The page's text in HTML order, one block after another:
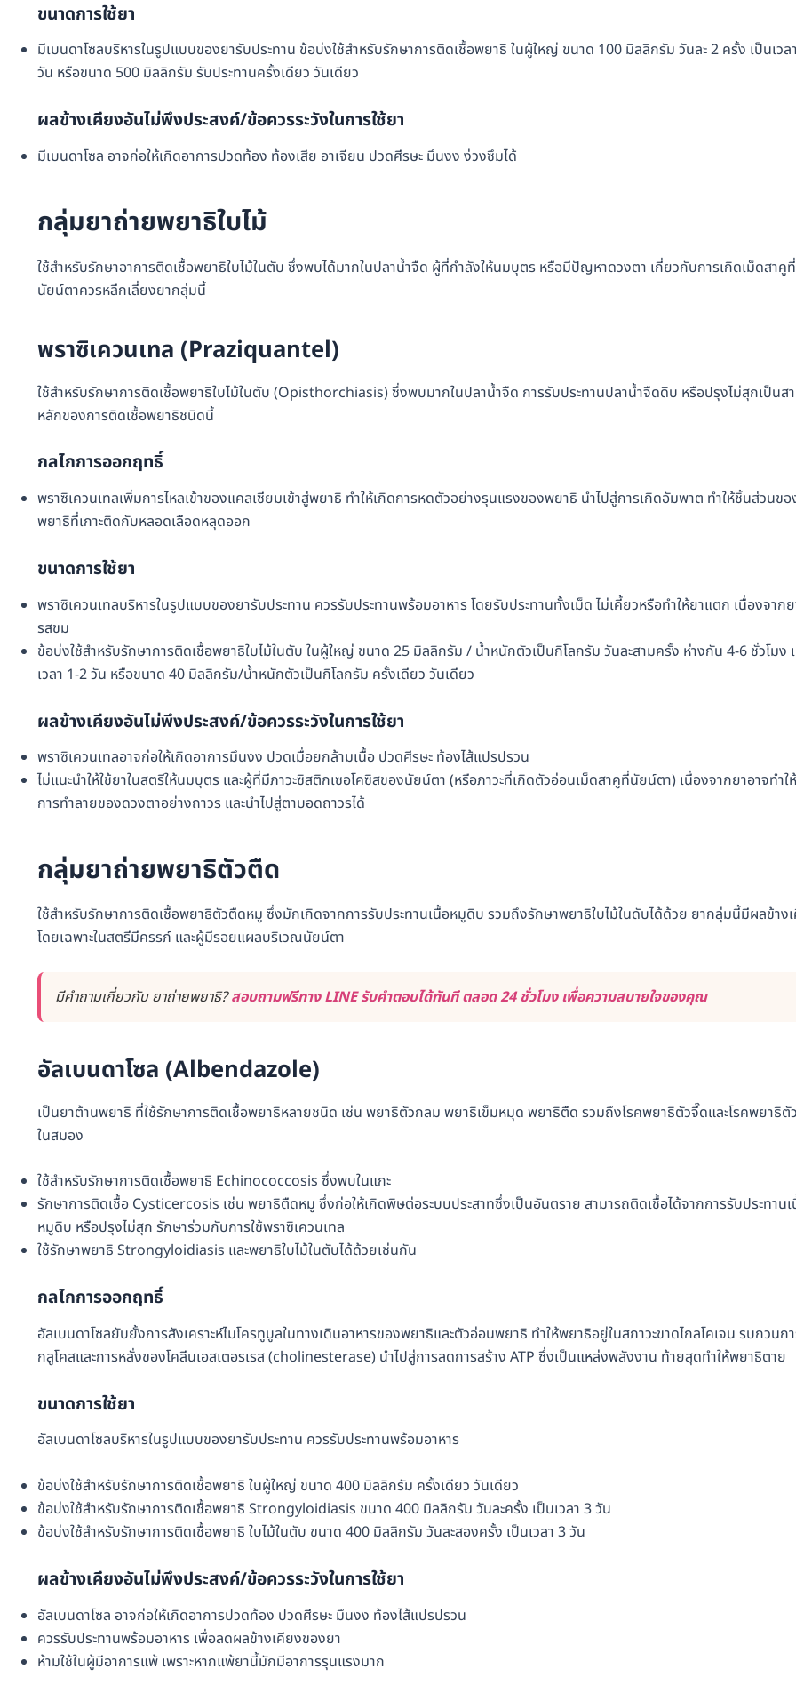
ขนาดการใช้ยา
มีเบนดาโซลบริหารในรูปแบบของยารับประทาน ข้อบ่งใช้สำหรับรักษาการติดเชื้อพยาธิ ในผู้ใหญ่ ขนาด 100 มิลลิกรัม วันละ 2 ครั้ง เป็นเวล
วัน หรือขนาด 500 มิลลิกรัม รับประทานครั้งเดียว วันเดียว
ผลข้างเคียงอันไม่พึงประสงค์/ข้อควรระวังในการใช้ยา
มีเบนดาโซล อาจก่อให้เกิดอาการปวดท้อง ท้องเสีย อาเจียน ปวดศีรษะ มึนงง ง่วงซึมได้
กลุ่มยาถ่ายพยาธิใบไม้
ใช้สำหรับรักษาอาการติดเชื้อพยาธิใบไม้ในตับ ซึ่งพบได้มากในปลาน้ำจืด ผู้ที่กำลังให้นมบุตร หรือมีปัญหาดวงตา เกี่ยวกับการเกิดเม็ดสาคูที่
นัยน์ตาควรหลีกเลี่ยงยากลุ่มนี้
พราซิเควนเทล (Praziquantel)
ใช้สำหรับรักษาการติดเชื้อพยาธิใบไม้ในตับ (Opisthorchiasis) ซึ่งพบมากในปลาน้ำจืด การรับประทานปลาน้ำจืดดิบ หรือปรุงไม่สุกเป็นส
หลักของการติดเชื้อพยาธิชนิดนี้
กลไกการออกฤทธิ์
พราซิเควนเทลเพิ่มการไหลเข้าของแคลเซียมเข้าสู่พยาธิ ทำให้เกิดการหดตัวอย่างรุนแรงของพยาธิ นำไปสู่การเกิดอัมพาต ทำให้ชิ้นส่วนขอ
พยาธิที่เกาะติดกับหลอดเลือดหลุดออก
ขนาดการใช้ยา
พราซิเควนเทลบริหารในรูปแบบของยารับประทาน ควรรับประทานพร้อมอาหาร โดยรับประทานทั้งเม็ด ไม่เคี้ยวหรือทำให้ยาแตก เนื่องจาก
รสขม
ข้อบ่งใช้สำหรับรักษาการติดเชื้อพยาธิใบไม้ในตับ ในผู้ใหญ่ ขนาด 25 มิลลิกรัม / น้ำหนักตัวเป็นกิโลกรัม วันละสามครั้ง ห่างกัน 4-6 ชั่วโมง
เวลา 1-2 วัน หรือขนาด 40 มิลลิกรัม/น้ำหนักตัวเป็นกิโลกรัม ครั้งเดียว วันเดียว
ผลข้างเคียงอันไม่พึงประสงค์/ข้อควรระวังในการใช้ยา
พราซิเควนเทลอาจก่อให้เกิดอาการมึนงง ปวดเมื่อยกล้ามเนื้อ ปวดศีรษะ ท้องไส้แปรปรวน
ไม่แนะนำให้ใช้ยาในสตรีให้นมบุตร และผู้ที่มีภาวะซิสติกเซอโคซิสของนัยน์ตา (หรือภาวะที่เกิดตัวอ่อนเม็ดสาคูที่นัยน์ตา) เนื่องจากยาอาจทำใ
การทำลายของดวงตาอย่างถาวร และนำไปสู่ตาบอดถาวรได้
กลุ่มยาถ่ายพยาธิตัวตืด
ใช้สำหรับรักษาการติดเชื้อพยาธิตัวตืดหมู ซึ่งมักเกิดจากการรับประทานเนื้อหมูดิบ รวมถึงรักษาพยาธิใบไม้ในดับได้ด้วย ยากลุ่มนี้มีผลข้าง
โดยเฉพาะในสตรีมีครรภ์ และผู้มีรอยแผลบริเวณนัยน์ตา
มีคำถามเกี่ยวกับ ยาถ่ายพยาธิ?สอบถามฟรีทาง LINE รับคำตอบได้ทันที ตลอด 24 ชั่วโมง เพื่อความสบายใจของคุณ
อัลเบนดาโซล (Albendazole)
เป็นยาต้านพยาธิ ที่ใช้รักษาการติดเชื้อพยาธิหลายชนิด เช่น พยาธิตัวกลม พยาธิเข็มหมุด พยาธิตืด รวมถึงโรคพยาธิตัวจี๊ดและโรคพยาธิตั
ในสมอง
ใช้สำหรับรักษาการติดเชื้อพยาธิ Echinococcosis ซึ่งพบในแกะ
รักษาการติดเชื้อ Cysticercosis เช่น พยาธิตืดหมู ซึ่งก่อให้เกิดพิษต่อระบบประสาทซึ่งเป็นอันตราย สามารถติดเชื้อได้จากการรับประทาน
หมูดิบ หรือปรุงไม่สุก รักษาร่วมกับการใช้พราซิเควนเทล
ใช้รักษาพยาธิ Strongyloidiasis และพยาธิใบไม้ในตับได้ด้วยเช่นกัน
กลไกการออกฤทธิ์
อัลเบนดาโซลยับยั้งการสังเคราะห์ไมโครทูบูลในทางเดินอาหารของพยาธิและตัวอ่อนพยาธิ ทำให้พยาธิอยู่ในสภาวะขาดไกลโคเจน รบกวนก
กลูโคสและการหลั่งของโคลีนเอสเตอรเรส (cholinesterase) นำไปสู่การลดการสร้าง ATP ซึ่งเป็นแหล่งพลังงาน ท้ายสุดทำให้พยาธิตาย
ขนาดการใช้ยา
อัลเบนดาโซลบริหารในรูปแบบของยารับประทาน ควรรับประทานพร้อมอาหาร
ข้อบ่งใช้สำหรับรักษาการติดเชื้อพยาธิ ในผู้ใหญ่ ขนาด 400 มิลลิกรัม ครั้งเดียว วันเดียว
ข้อบ่งใช้สำหรับรักษาการติดเชื้อพยาธิ Strongyloidiasis ขนาด 400 มิลลิกรัม วันละครั้ง เป็นเวลา 3 วัน
ข้อบ่งใช้สำหรับรักษาการติดเชื้อพยาธิ ใบไม้ในตับ ขนาด 400 มิลลิกรัม วันละสองครั้ง เป็นเวลา 3 วัน
ผลข้างเคียงอันไม่พึงประสงค์/ข้อควรระวังในการใช้ยา
อัลเบนดาโซล อาจก่อให้เกิดอาการปวดท้อง ปวดศีรษะ มึนงง ท้องไส้แปรปรวน
ควรรับประทานพร้อมอาหาร เพื่อลดผลข้างเคียงของยา
ห้ามใช้ในผู้มีอาการแพ้ เพราะหากแพ้ยานี้มักมีอาการรุนแรงมาก